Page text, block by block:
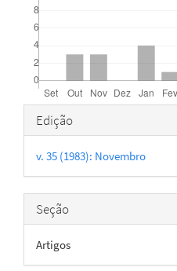
Detalhes
do
artigo
Edição
v. 35 (1983): Novembro
Seção
Artigos